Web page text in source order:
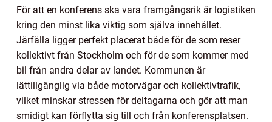
För att en konferens ska vara framgångsrik är logistiken
kring den minst lika viktig som själva innehållet.
Järfälla ligger perfekt placerat både för de som reser
kollektivt från Stockholm och för de som kommer med
bil från andra delar av landet. Kommunen är
lättillgänglig via både motorvägar och kollektivtrafik,
vilket minskar stressen för deltagarna och gör att man
smidigt kan förflytta sig till och från konferensplatsen.